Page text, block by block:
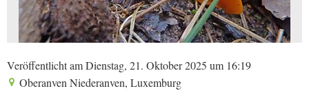
Veröffentlicht am Dienstag, 21. Oktober 2025 um 16:19
Oberanven Niederanven, Luxemburg